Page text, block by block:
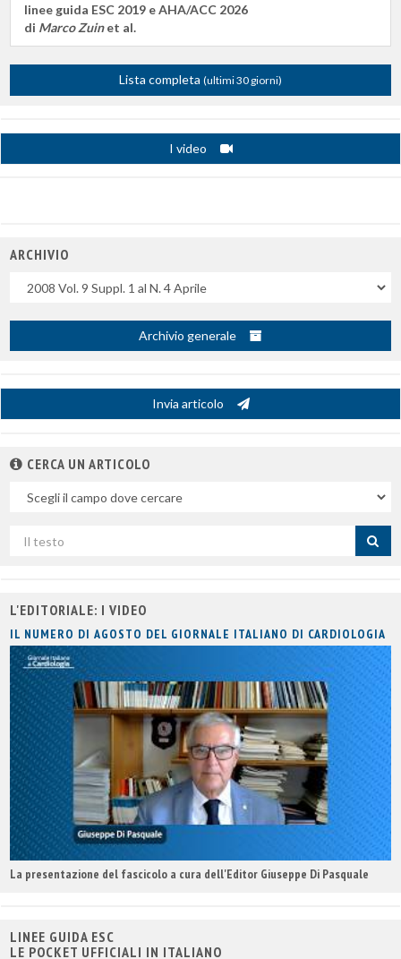
linee guida ESC 2019 e AHA/ACC 2026
di Marco Zuinet al.
Lista completa (ultimi 30 giorni)
I video
ARCHIVIO
Archivio generale
Invia articolo
CERCA UN ARTICOLO
campo
per
L'EDITORIALE: I VIDEO
IL NUMERO DI AGOSTO DEL GIORNALE ITALIANO DI CARDIOLOGIA
La presentazione del fascicolo a cura dell'Editor Giuseppe Di Pasquale
LINEE GUIDA ESC
LE POCKET UFFICIALI IN ITALIANO